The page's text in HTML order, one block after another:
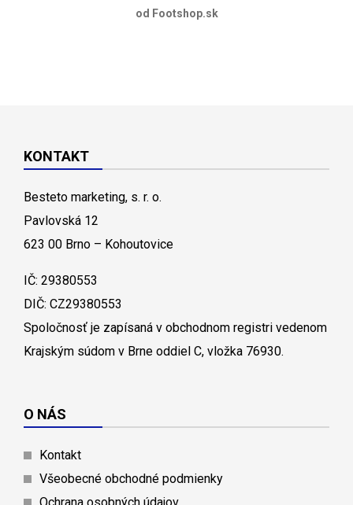
od Footshop.sk
KONTAKT
Besteto marketing, s. r. o.
Pavlovská 12
623 00 Brno – Kohoutovice
IČ: 29380553
DIČ: CZ29380553
Spoločnosť je zapísaná v obchodnom registri vedenom
Krajským súdom v Brne oddiel C, vložka 76930.
O NÁS
Kontakt
Všeobecné obchodné podmienky